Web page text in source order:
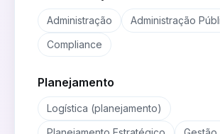
Administração
Administração
Compliance
Planejamento
Logística (planejamento)